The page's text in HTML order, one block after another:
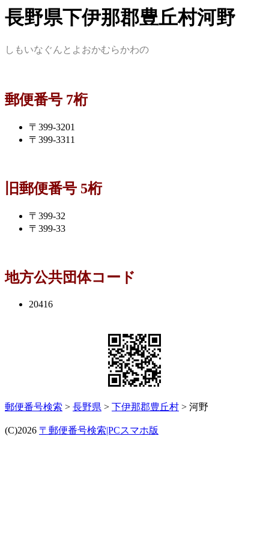
長野県下伊那郡豊丘村河野
しもいなぐんとよおかむらかわの
郵便番号 7桁
〒399-3201
〒399-3311
旧郵便番号 5桁
〒399-32
〒399-33
地方公共団体コード
20416
郵便番号検索 > 長野県 > 下伊那郡豊丘村 > 河野
(C)2026 〒郵便番号検索|PCスマホ版